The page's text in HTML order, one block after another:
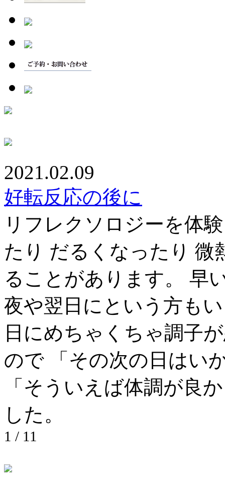
2021.02.09
好転反応の後に
リフレクソロジーを体
たり だるくなったり 微
ることがあります。 早
夜や翌日にという方も
日にめちゃくちゃ調子
ので 「その次の日はい
「そういえば体調が良
した。
1 / 1 1